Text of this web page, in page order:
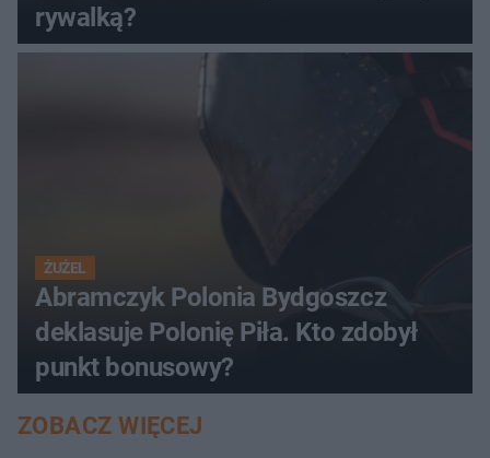
rywalką?
ŻUŻEL
Abramczyk Polonia Bydgoszcz
deklasuje Polonię Piła. Kto zdobył
punkt bonusowy?
ZOBACZ WIĘCEJ